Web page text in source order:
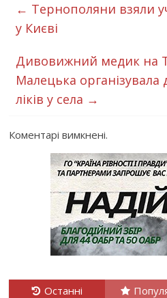
← Тернополяни взяли
у Києві
Дивовижний медик на
Малецька організувала
ліків у села →
Коментарі вимкнені.
Останні